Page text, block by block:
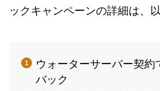
ックキャンペーンの詳細は、
ウォーターサーバー契約
バック